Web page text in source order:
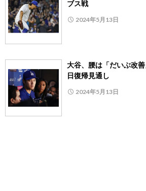
ブス戦
2024年5月13日
大谷、腰は「だいぶ改
日復帰見通し
2024年5月13日